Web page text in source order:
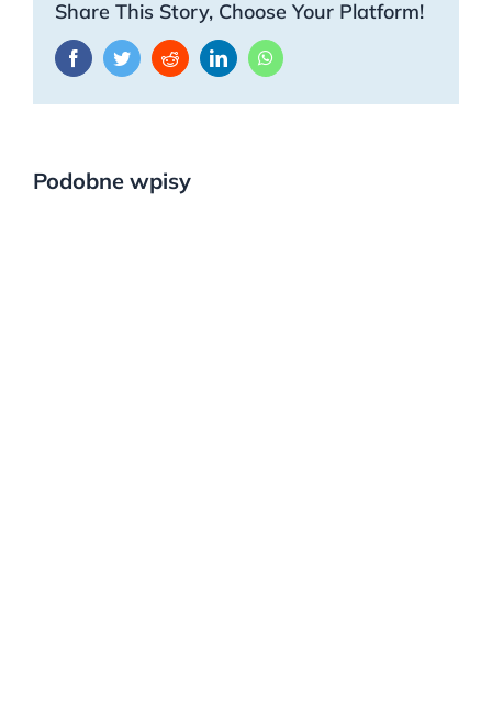
Share This Story, Choose Your Platform!
FacebookTwitterRedditLinkedInWhatsApp
Podobne wpisy